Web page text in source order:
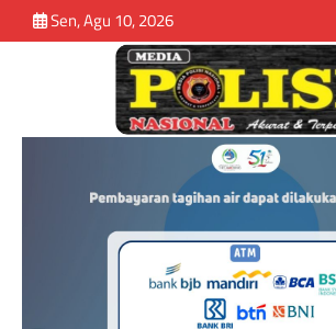
Sen, Agu 10, 2026